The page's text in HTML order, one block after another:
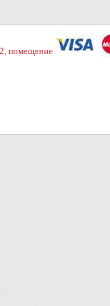
помещение